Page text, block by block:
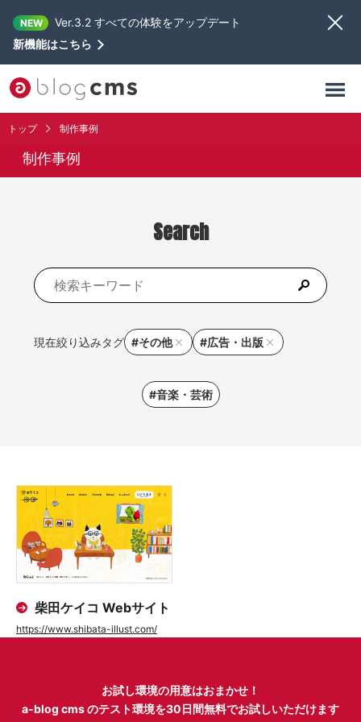
NEW
Ver.3.2 すべての体験をアップデート
新機能はこちら
トップ 制作事例
制作事例
Search
現在絞り込みタグ #その他 #広告・出版
#音楽・芸術
柴田ケイコ Webサイト
https://www.shibata-illust.com/
お試し環境の用意はおまかせ！
a-blog cms のテスト環境を30日間無料でお試しいただけます